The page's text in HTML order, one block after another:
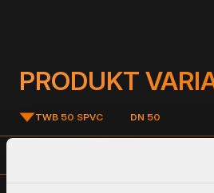
PRODUKT
TWB 50 SPVC DN 50